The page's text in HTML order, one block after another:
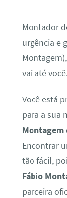
Montador
urgência e
vai até
Você está
para a sua
Montagem
Encontrar
tão fácil,
Fábio
parceira